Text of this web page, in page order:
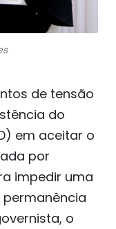
de tensão
do
em aceitar o
por
impedir uma
o